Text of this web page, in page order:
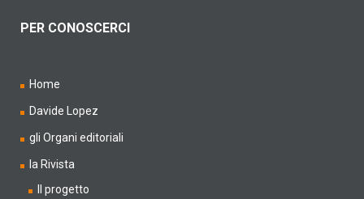
PER CONOSCERCI
Home
Davide Lopez
gli Organi editoriali
la Rivista
Il progetto